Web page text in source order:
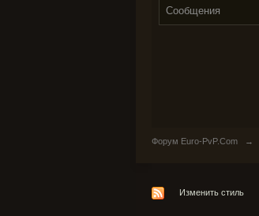
Сообщения
Форум Euro-PvP.Com →
Изменить стиль